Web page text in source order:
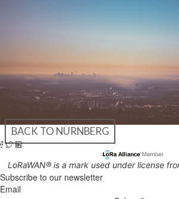
BACK TO NURNBERG